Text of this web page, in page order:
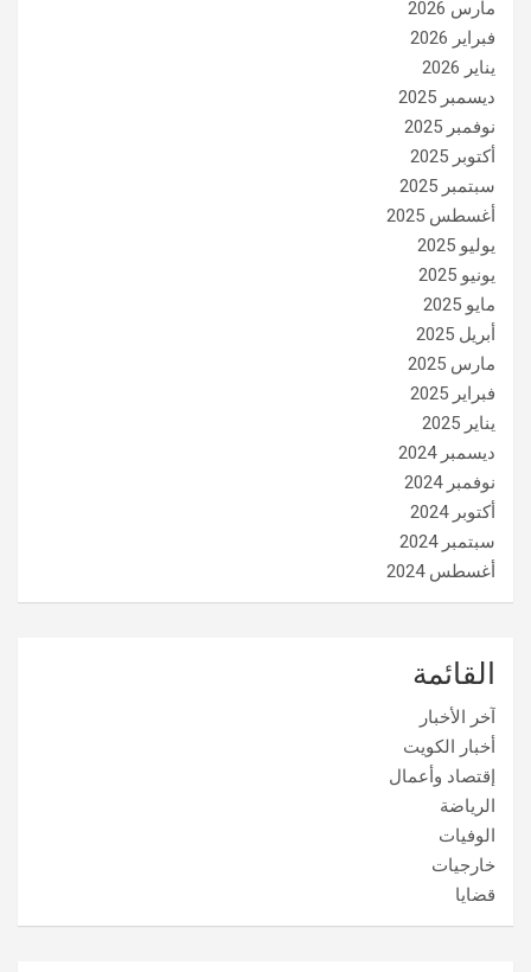
مارس 2026
فبراير 2026
يناير 2026
ديسمبر 2025
نوفمبر 2025
أكتوبر 2025
سبتمبر 2025
أغسطس 2025
يوليو 2025
يونيو 2025
مايو 2025
أبريل 2025
مارس 2025
فبراير 2025
يناير 2025
ديسمبر 2024
نوفمبر 2024
أكتوبر 2024
سبتمبر 2024
أغسطس 2024
القائمة
آخر الأخبار
أخبار الكويت
إقتصاد وأعمال
الرياضة
الوفيات
خارجيات
قضايا